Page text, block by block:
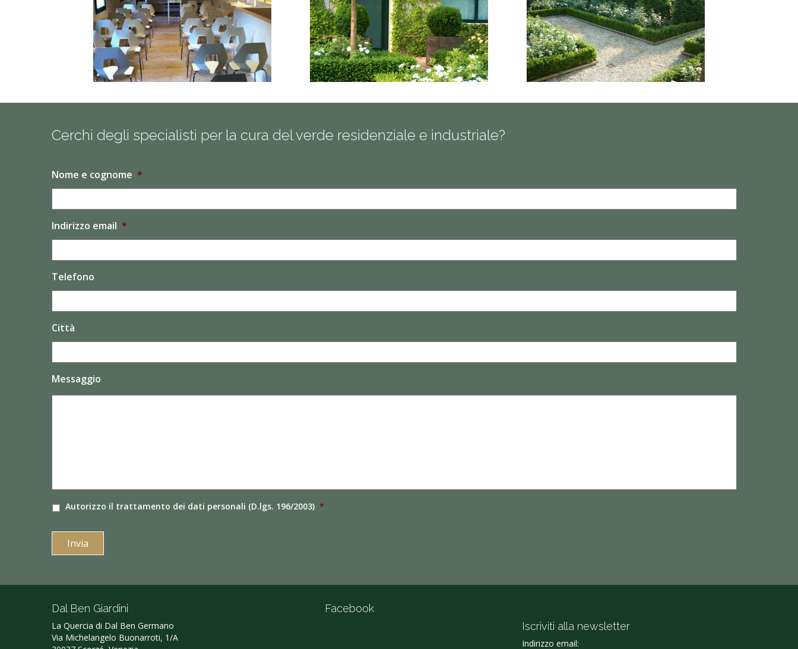
Cerchi degli specialisti per la cura del verde residenziale e industriale?
Nome e cognome *
Indirizzo email *
Telefono
Città
Messaggio
Autorizzo il trattamento dei dati personali (D.lgs. 196/2003) *
Dal Ben Giardini
La Quercia di Dal Ben Germano‎
Via Michelangelo Buonarroti, 1/A
Facebook
Iscriviti alla newsletter
Indirizzo email: